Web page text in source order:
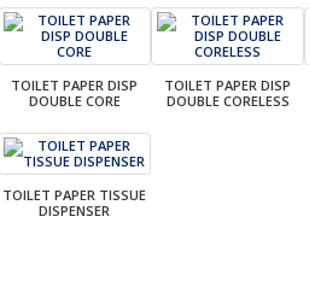
TOILET PAPER DISP
DOUBLE CORE
TOILET PAPER DISP
DOUBLE CORELESS
TOILET PAPER TISSUE
DISPENSER